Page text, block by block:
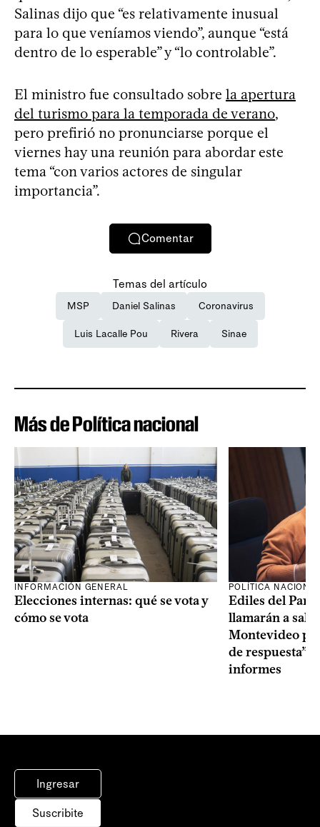
Salinas dijo que “es relativamente inusual
para lo que veníamos viendo”, aunque “está
dentro de lo esperable” y “lo controlable”.
El ministro fue consultado sobre la apertura
del turismo para la temporada de verano,
pero prefirió no pronunciarse porque el
viernes hay una reunión para abordar este
tema “con varios actores de singular
importancia”.
Comentar
Temas del artículo
MSP Daniel Salinas Coronavirus
Luis Lacalle Pou Rivera Sinae
Más de Política nacional
INFORMACIÓN GENERAL
Elecciones internas: qué se vota y
cómo se vota
POLÍTICA
Ediles del
llamarán a sala
Montevideo
de respuesta”
informes
Ingresar
Suscribite